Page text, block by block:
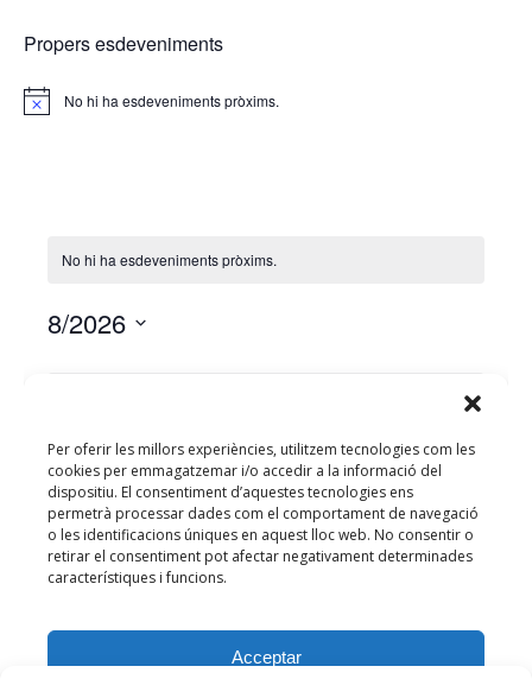
Propers esdeveniments
Notice No hi ha esdeveniments pròxims.